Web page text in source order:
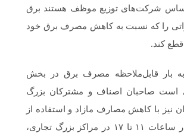
شرکت‌های توزیع موظف هستند برق
را که نسبت به کاهش مصرف برق خود
قطع کند.
بار قابل‌ملاحظه مصرف برق در بخش
است صاحبان اصناف و مشترکان بزرگ
نیز با کاهش مصارف مازاد و استفاده از
مولدهای برق در ساعات ۱۱ تا ۱۷ در مراکز بزرگ تجاری،